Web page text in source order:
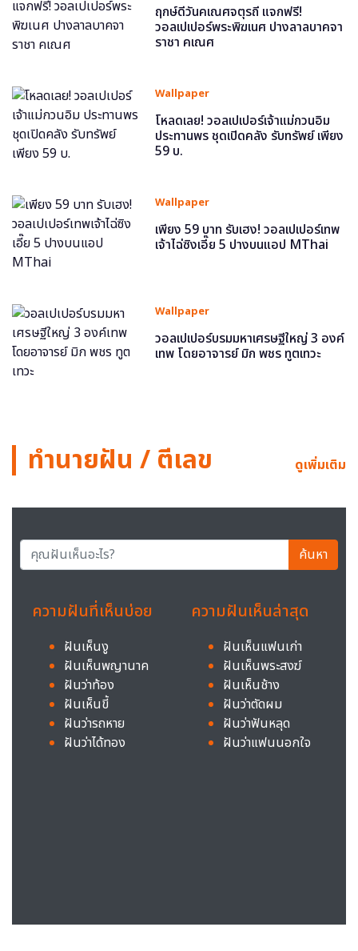
ฤกษ์ดีวันคเณศจตุรถี แจกฟรี!
วอลเปเปอร์พระพิฆเนศ ปางลาลบาคจา
ราชา คเณศ
Wallpaper
โหลดเลย! วอลเปเปอร์เจ้าแม่กวนอิม
ประทานพร ชุดเปิดคลัง รับทรัพย์ เพียง
59 บ.
Wallpaper
เพียง 59 บาท รับเฮง! วอลเปเปอร์เทพ
เจ้าไฉ่ซิงเอี๊ย 5 ปางบนแอป MThai
Wallpaper
วอลเปเปอร์บรมมหาเศรษฐีใหญ่ 3 องค์
เทพ โดยอาจารย์ มิก พชร ทูตเทวะ
ทำนายฝัน / ตีเลข ดูเพิ่มเติม
ค้นหา
ความฝันที่เห็นบ่อย
ฝันเห็นงู
ฝันเห็นพญานาค
ฝันว่าท้อง
ฝันเห็นขี้
ฝันว่ารถหาย
ฝันว่าได้ทอง
ความฝันเห็นล่าสุด
ฝันเห็นแฟนเก่า
ฝันเห็นพระสงฆ์
ฝันเห็นช้าง
ฝันว่าตัดผม
ฝันว่าฟันหลุด
ฝันว่าแฟนนอกใจ